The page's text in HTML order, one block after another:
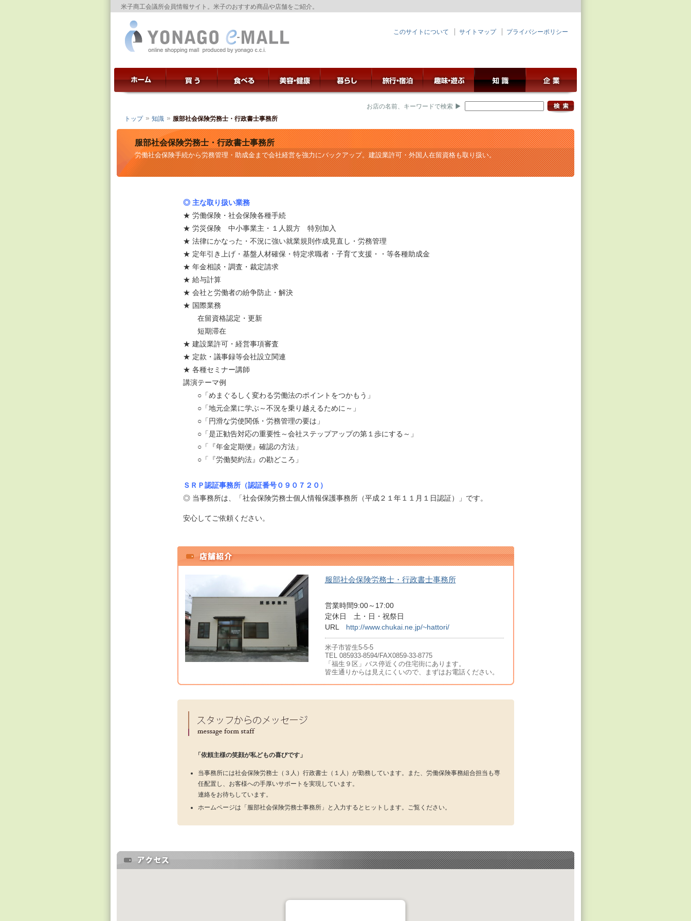
米子商工会議所会員情報サイト。米子のおすすめ商品や店舗をご紹介。
このサイトについて サイトマップ プライバシーポリシー
お店の名前、キーワードで検索
トップ
知識 服部社会保険労務士・行政書士事務所
服部社会保険労務士・行政書士事務所
労働社会保険手続から労務管理・助成金まで会社経営を強力にバックアップ。建設業許可・外国人在留資格も取り扱い。
◎ 主な取り扱い業務
★ 労働保険・社会保険各種手続
★ 労災保険 中小事業主・１人親方 特別加入
★ 法律にかなった・不況に強い就業規則作成見直し・労務管理
★ 定年引き上げ・基盤人材確保・特定求職者・子育て支援・・等各種助成金
★ 年金相談・調査・裁定請求
★ 給与計算
★ 会社と労働者の紛争防止・解決
★ 国際業務
在留資格認定・更新
短期滞在
★ 建設業許可・経営事項審査
★ 定款・議事録等会社設立関連
★ 各種セミナー講師
講演テーマ例
○「めまぐるしく変わる労働法のポイントをつかもう」
○「地元企業に学ぶ～不況を乗り越えるために～」
○「円滑な労使関係・労務管理の要は」
○「是正勧告対応の重要性～会社ステップアップの第１歩にする～」
○「『年金定期便』確認の方法」
○「『労働契約法』の勘どころ」
ＳＲＰ認証事務所（認証番号０９０７２０）
◎ 当事務所は、「社会保険労務士個人情報保護事務所（平成２１年１１月１日認証）」です。
安心してご依頼ください。
服部社会保険労務士・行政書士事務所
営業時間9:00～17:00
定休日 土・日・祝祭日
URL http://www.chukai.ne.jp/~hattori/
米子市皆生5-5-5
TEL 085933-8594/FAX0859-33-8775
「福生９区」バス停近くの住宅街にあります。
皆生通りからは見えにくいので、まずはお電話ください。
「依頼主様の笑顔が私どもの喜びです」
当事務所には社会保険労務士（３人）行政書士（１人）が勤務しています。また、労働保険事務組合担当も専
任配置し、お客様への手厚いサポートを実現しています。
連絡をお待ちしています。
ホームページは「服部社会保険労務士事務所」と入力するとヒットします。ご覧ください。